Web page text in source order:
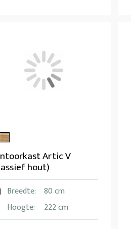
Artic V
hout)
Breedte:
80 cm
Hoogte:
222 cm